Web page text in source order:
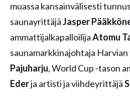
muassa kansainvälisesti
saunayrittäjäJasper
ammattijalkapalloilijaAtomu
saunamarkkinajohtaja
Pajuharju, World Cup -tason
Ederja artisti ja viihdeyrittäjä